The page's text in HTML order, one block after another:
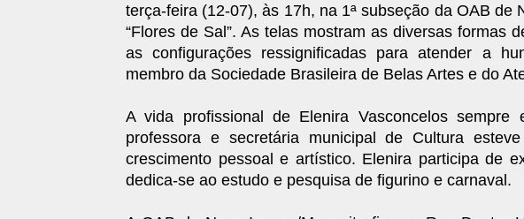
terça-feira (12-07), às 17h, na 1ª subseção da OAB de
“Flores de Sal”. As telas mostram as diversas formas
as configurações ressignificadas para atender a
membro da Sociedade Brasileira de Belas Artes e do
A vida profissional de Elenira Vasconcelos sempre
professora e secretária municipal de Cultura
crescimento pessoal e artístico. Elenira participa de
dedica-se ao estudo e pesquisa de figurino e carnaval.